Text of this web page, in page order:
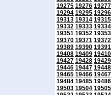
19275 19276 19277
19294 19295 19296
19313 19314 19315
19332 19333 19334
19351 19352 19353
19370 19371 19372
19389 19390 19391
19408 19409 19410
19427 19428 19429
19446 19447 19448
19465 19466 19467
19484 19485 19486
19503 19504 19505